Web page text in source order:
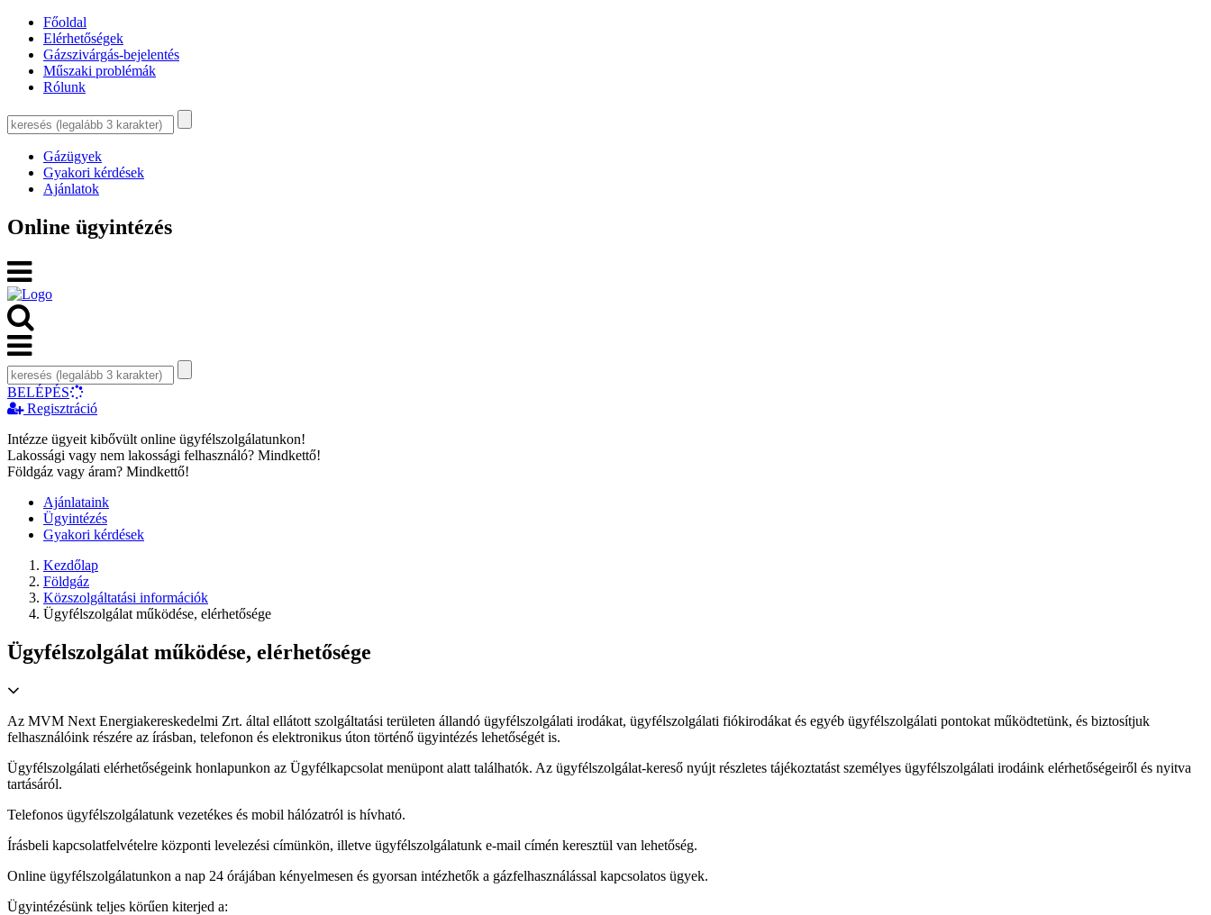
Főoldal
Elérhetőségek
Gázszivárgás-bejelentés
Műszaki problémák
Rólunk
Gázügyek
Gyakori kérdések
Ajánlatok
Online ügyintézés
BELÉPÉS
Regisztráció
Intézze ügyeit kibővült online ügyfélszolgálatunkon!
Lakossági vagy nem lakossági felhasználó? Mindkettő!
Földgáz vagy áram? Mindkettő!
Ajánlataink
Ügyintézés
Gyakori kérdések
Kezdőlap
Földgáz
Közszolgáltatási információk
Ügyfélszolgálat működése, elérhetősége
Ügyfélszolgálat működése, elérhetősége
Az MVM Next Energiakereskedelmi Zrt. által ellátott szolgáltatási területen állandó ügyfélszolgálati irodákat, ügyfélszolgálati fiókirodákat és egyéb ügyfélszolgálati pontokat működtetünk, és biztosítjuk
felhasználóink részére az írásban, telefonon és elektronikus úton történő ügyintézés lehetőségét is.
Ügyfélszolgálati elérhetőségeink honlapunkon az Ügyfélkapcsolat menüpont alatt találhatók. Az ügyfélszolgálat-kereső nyújt részletes tájékoztatást személyes ügyfélszolgálati irodáink elérhetőségeiről és nyitva
tartásáról.
Telefonos ügyfélszolgálatunk vezetékes és mobil hálózatról is hívható.
Írásbeli kapcsolatfelvételre központi levelezési címünkön, illetve ügyfélszolgálatunk e-mail címén keresztül van lehetőség.
Online ügyfélszolgálatunkon a nap 24 órájában kényelmesen és gyorsan intézhetők a gázfelhasználással kapcsolatos ügyek.
Ügyintézésünk teljes körűen kiterjed a: